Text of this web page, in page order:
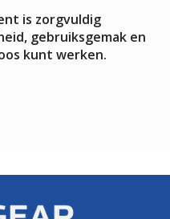
is zorgvuldig
gebruiksgemak en
kunt werken.